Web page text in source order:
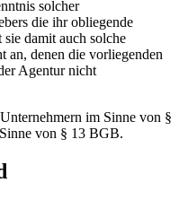
solcher
die ihr obliegende
damit auch solche
an, denen die vorliegenden
Agentur nicht
im Sinne von §
von § 13 BGB.